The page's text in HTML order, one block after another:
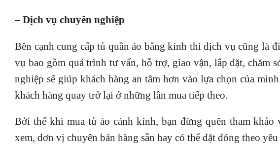
– Dịch vụ chuyên nghiệp
Bên cạnh cung cấp tủ quần áo bằng kính thì dịch vụ cũng là
vụ bao gồm quá trình tư vấn, hỗ trợ, giao vận, lắp đặt, chăm
nghiệp sẽ giúp khách hàng an tâm hơn vào lựa chọn của
khách hàng quay trở lại ở những lần mua tiếp theo.
Bởi thế khi mua tủ áo cánh kính, bạn đừng quên tham
xem, đơn vị chuyên bán hàng sẵn hay có thể đặt đóng theo yêu